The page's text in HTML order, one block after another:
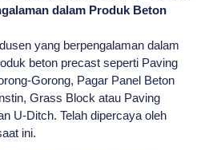
dalam Produk Beton
yang berpengalaman dalam
beton precast seperti Paving
Gorong, Pagar Panel Beton
Grass Block atau Paving
U-Ditch. Telah dipercaya oleh
ini.